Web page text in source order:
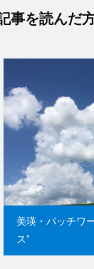
事を読んだ
美瑛・パッチワ
ス”